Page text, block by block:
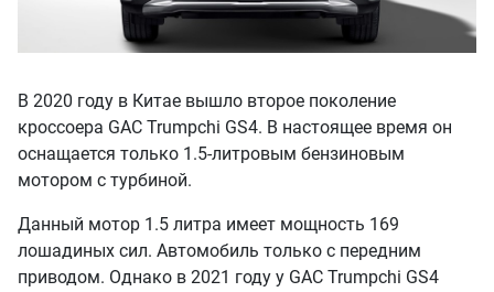
В 2020 году в Китае вышло второе поколение
кроссоера GAC Trumpchi GS4. В настоящее время он
оснащается только 1.5-литровым бензиновым
мотором с турбиной.
Данный мотор 1.5 литра имеет мощность 169
лошадиных сил. Автомобиль только с передним
приводом. Однако в 2021 году у GAC Trumpchi GS4